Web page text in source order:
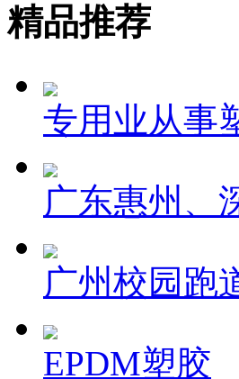
精品推荐
专用业从事
广东惠州、
广州校园跑
EPDM塑胶